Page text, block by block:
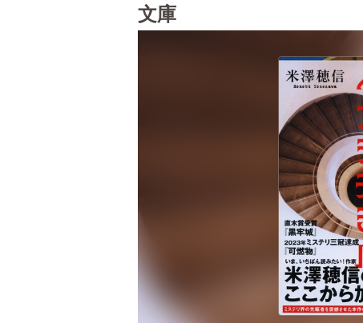
文庫